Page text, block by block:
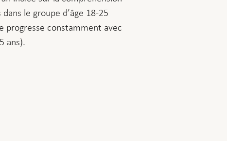
le groupe d’âge 18-25
progresse constamment avec
ans).